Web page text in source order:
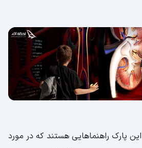
پارک راهنماهایی هستند که در مورد